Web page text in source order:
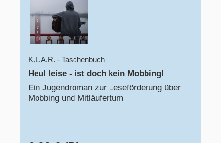
K.L.A.R. - Taschenbuch
Heul leise - ist doch kein Mobbing!
Ein Jugendroman zur Leseförderung über
Mobbing und Mitläufertum